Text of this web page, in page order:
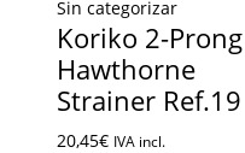
Sin categorizar
Koriko 2-Prong
Hawthorne
Strainer Ref.19
20,45€ IVA incl.